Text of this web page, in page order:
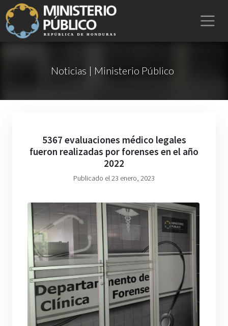
Noticias | Ministerio Público
5367 evaluaciones médico legales
fueron realizadas por forenses en el año
2022
Publicado el 23 enero, 2023